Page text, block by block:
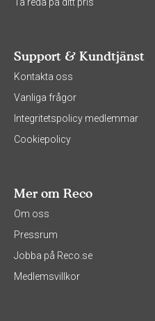
Ta reda på ditt pris
Support & Kundtjänst
Kontakta oss
Vanliga frågor
Integritetspolicy medlemmar
Cookiepolicy
Mer om Reco
Om oss
Pressrum
Jobba på Reco.se
Medlemsvillkor